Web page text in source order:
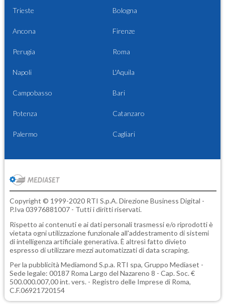
Trieste Bologna
Ancona Firenze
Perugia Roma
Napoli L'Aquila
Campobasso Bari
Potenza Catanzaro
Palermo Cagliari
Copyright © 1999-2020 RTI S.p.A. Direzione Business Digital -
P.Iva 03976881007 - Tutti i diritti riservati.
Rispetto ai contenuti e ai dati personali trasmessi e/o riprodotti è
vietata ogni utilizzazione funzionale all'addestramento di sistemi
di intelligenza artificiale generativa. È altresì fatto divieto
espresso di utilizzare mezzi automatizzati di data scraping.
Per la pubblicità Mediamond S.p.a. RTI spa, Gruppo Mediaset -
Sede legale: 00187 Roma Largo del Nazareno 8 - Cap. Soc. €
500.000.007,00 int. vers. - Registro delle Imprese di Roma,
C.F.06921720154